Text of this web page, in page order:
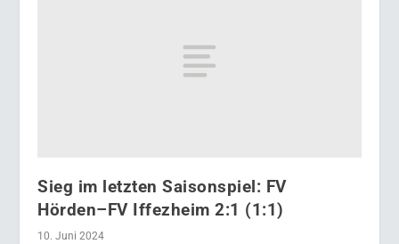
Sieg im letzten Saisonspiel: FV
Hörden–FV Iffezheim 2:1 (1:1)
10. Juni 2024